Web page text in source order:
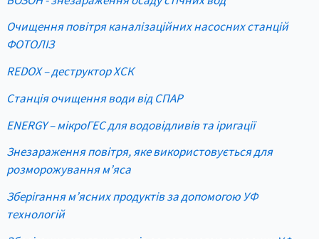
Очищення повітря каналізаційних насосних станцій
ФОТОЛІЗ
REDOX – деструктор ХСК
Станція очищення води від СПАР
ENERGY – мікроГЕС для водовідливів та іригації
Знезараження повітря, яке використовується для
розморожування м’яса
Зберігання м’ясних продуктів за допомогою УФ
технологій